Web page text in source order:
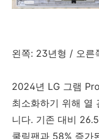
왼쪽: 23년형 / 오른
2024년 LG 그램
최소화하기 위해 열
니다. 기존 대비
쿨링팬과 58% 증가